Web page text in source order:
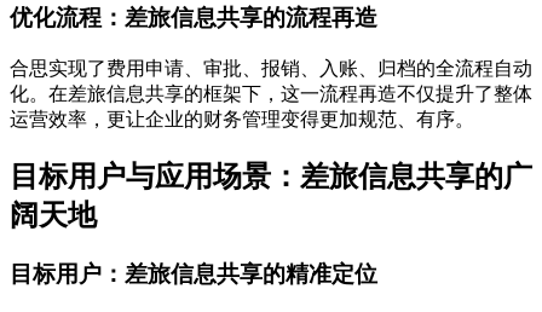
优化流程：差旅信息共享的流程再造
合思实现了费用申请、审批、报销、入账、归档的全流程自动
化。在差旅信息共享的框架下，这一流程再造不仅提升了整体
运营效率，更让企业的财务管理变得更加规范、有序。
目标用户与应用场景：差旅信息共享的广
阔天地
目标用户：差旅信息共享的精准定位